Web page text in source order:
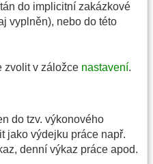
do implicitní zakázkové
vyplněn), nebo do této
zvolit v záložce nastavení.
do tzv. výkonového
jako výdejku práce např.
denní výkaz práce apod.